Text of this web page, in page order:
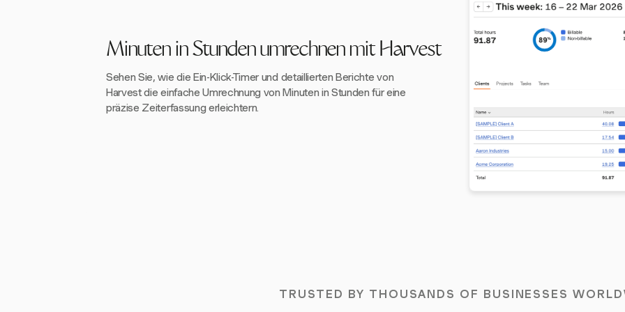
Minuten in Stunden umrechnen mit Harvest
Sehen Sie, wie die Ein-Klick-Timer und detaillierten Berichte von
Harvest die einfache Umrechnung von Minuten in Stunden für eine
präzise Zeiterfassung erleichtern.
TRUSTED BY THOUSANDS OF BUSINESSES